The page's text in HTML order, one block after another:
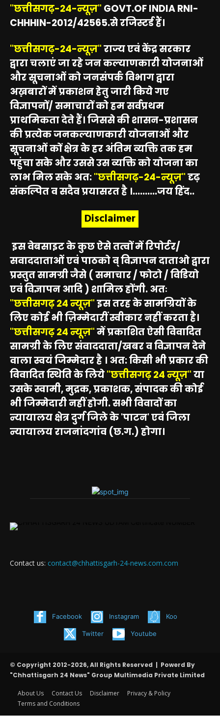
"छत्तीसगढ़-24-न्यूज़" GOVT.OF INDIA RNI-
CHHHIN-2012/42565.से रजिस्टर्ड हैं।
"छत्तीसगढ़-24-न्यूज़"राज्य एवं केंद्र सरकार
द्वारा चलाएं जा रहे जन कल्याणकारी योजनाओं
और सूचनाओं को जनसंपर्क विभाग द्वारा
अख़बारों में प्रकाशन हेतु जारी किये गए
विज्ञापनों/ समाचारों को हम सर्वप्रथम
प्राथमिकता देते हैं। जिससे की शासन-प्रशासन
की प्रत्येक जनकल्याणकारी योजनाओं और
सूचनाओं कों क्षेत्र के हर अंतिम व्यक्ति तक हम
पहुंचा सके और उससे उस व्यक्ति को योजना का
लाभ मिल सके अत:"छत्तीसगढ़-24-न्यूज़"दृढ़
संकल्पित व सदैव प्रयासरत है ।..........जय हिंद..
Disclaimer
इस वेबसाइट के कुछ ऐसे तत्वों में रिपोर्टर/
सवाददाताओं एवं पाठको व् विज्ञापन दाताओ द्वारा
प्रस्तुत सामग्री जैसे ( समाचार / फोटो / विडियो
एवं विज्ञापन आदि ) शामिल होंगी. अतः
"छत्तीसगढ़ 24 न्यूज़"इस तरह के सामग्रियों के
लिए कोई भी ज़िम्मेदारीं स्वीकार नहीं करता है।
"छत्तीसगढ़ 24 न्यूज़"में प्रकाशित ऐसी विवादित
सामग्री के लिए संवाददाता/खबर व विज्ञापन देने
वाला स्वयं जिम्मेदार है । अत: किसी भी प्रकार की
विवादित स्थिति के लिये"छत्तीसगढ़ 24 न्यूज़"या
उसके स्वामी, मुद्रक, प्रकाशक, संपादक की कोई
भी जिम्मेदारी नहीं होगी. सभी विवादों का
न्यायालय क्षेत्र दुर्ग जिले के 'पाटन' एवं जिला
न्यायालय राजनांदगांव (छ.ग.) होगा।
Contact us: contact@chhattisgarh-24-news.com.com
Facebook Instagram Koo
Twitter Youtube
© Copyright 2012-2026, All Rights Reserved | Powerd By
"Chhattisgarh 24 News" Group Multimedia Private Limited
About Us Contact Us Disclaimer
Privacy & Policy
Terms and Conditions